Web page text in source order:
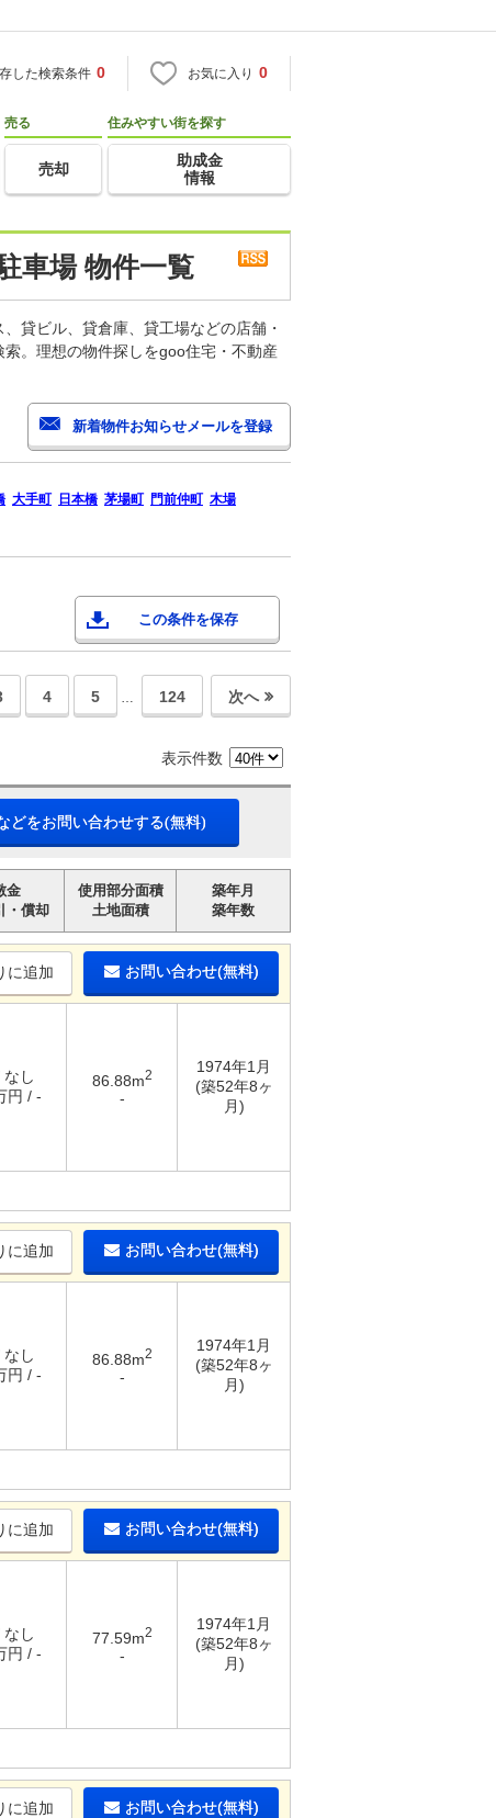
した検索条件 0 お気に入り 0
売る
売却
住みやすい街を探す
助成金
情報
車場 物件一覧
貸ビル、貸倉庫、貸工場などの店舗・
。理想の物件探しをgoo住宅・不動産
大手町 日本橋 茅場町 門前仲町 木場
この条件を保存
4 5 … 124 次へ
表示件数
どをお問い合わせする(無料)
金
・償却
使用部分面積
土地面積
築年月
築年数
に追加 お問い合わせ(無料)
なし
円 / -
86.88m2
-
1974年1月
(築52年8ヶ
月)
に追加 お問い合わせ(無料)
なし
円 / -
86.88m2
-
1974年1月
(築52年8ヶ
月)
に追加 お問い合わせ(無料)
なし
円 / -
77.59m2
-
1974年1月
(築52年8ヶ
月)
に追加 お問い合わせ(無料)